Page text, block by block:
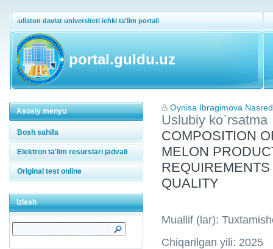
Guliston davlat universiteti ichki ta'lim portali
portal.guldu.uz
Asosiy menyu
Bosh sahifa
Elektron ta'lim resurslari jadvali
Original test online
Izlash
Oynisa Ibragimova
Uslubiy ko`rsatma
COMPOSITION
MELON
QUALITY
Muallif (lar):
Chiqarilgan yili: 2025